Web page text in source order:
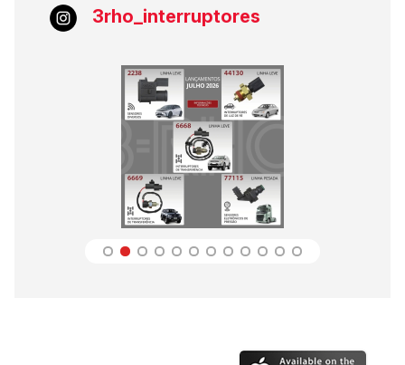
3rho_interruptores